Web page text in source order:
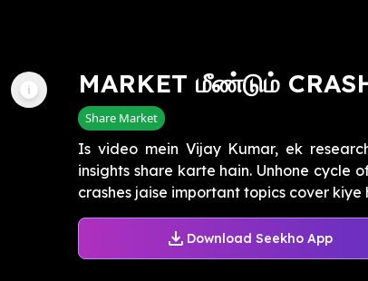
MARKET மீண்டும்
Share Market
Is video mein Vijay Kumar, ek
insights share karte hain. Unhone cycle
crashes jaise important topics cover kiye
Download Seekho App